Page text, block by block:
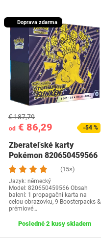
Doprava zdarma
od € 86,29
€ 187,79
-54 %
Zberateľské karty
Pokémon 820650459566
(15×)
Jazyk: německý
Model: 820650459566 Obsah
balení: ‎1 propagační karta na
celou obrazovku, 9 Boosterpacks &
prémiové…
Posledné 2 kusy skladem